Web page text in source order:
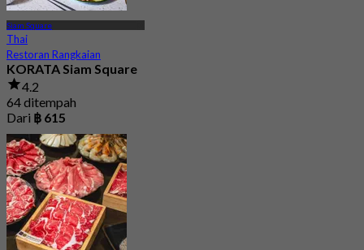
Siam Square
Thai
Restoran Rangkaian
KORATA Siam Square
4.2
64 ditempah
Dari ฿ 615